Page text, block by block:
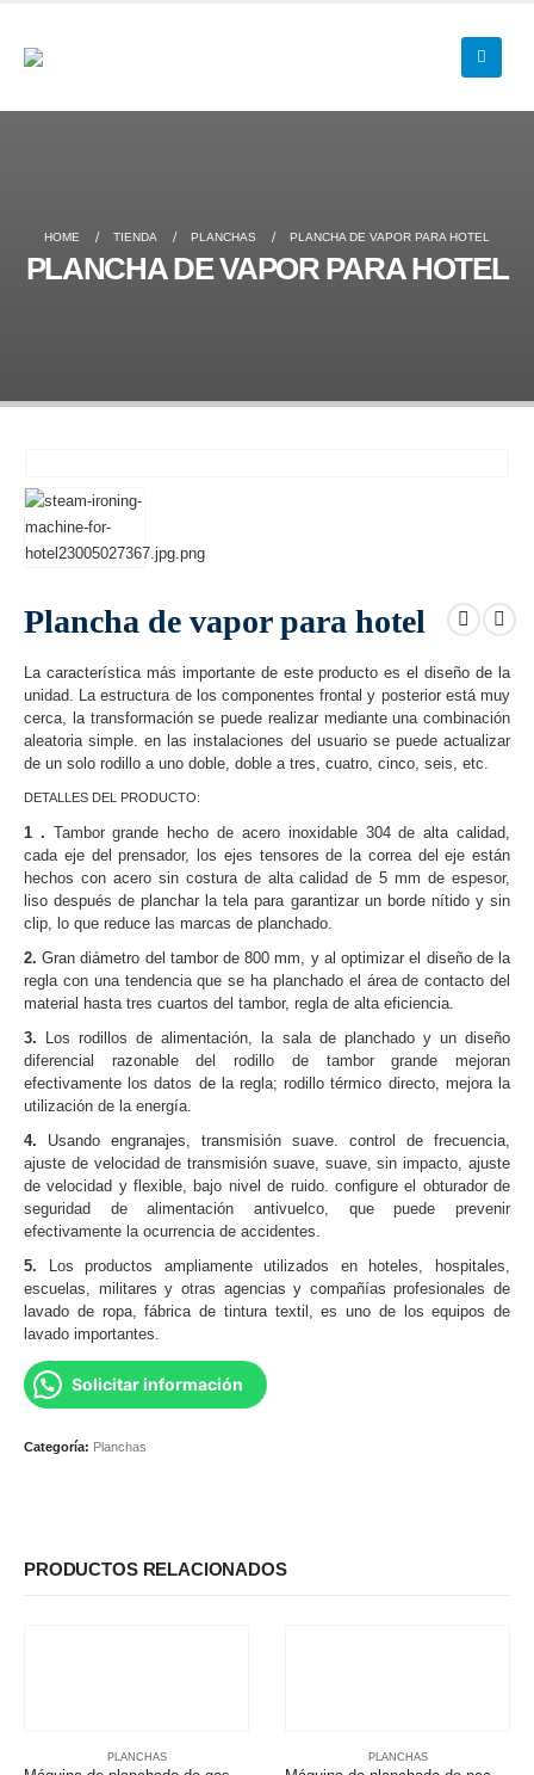
HOME TIENDA PLANCHAS PLANCHA DE VAPOR PARA HOTEL
PLANCHA DE VAPOR PARA HOTEL
Plancha de vapor para hotel
La característica más importante de este producto es el diseño de la
unidad. La estructura de los componentes frontal y posterior está muy
cerca, la transformación se puede realizar mediante una combinación
aleatoria simple. en las instalaciones del usuario se puede actualizar
de un solo rodillo a uno doble, doble a tres, cuatro, cinco, seis, etc.
DETALLES DEL PRODUCTO:
1 . Tambor grande hecho de acero inoxidable 304 de alta calidad,
cada eje del prensador, los ejes tensores de la correa del eje están
hechos con acero sin costura de alta calidad de 5 mm de espesor,
liso después de planchar la tela para garantizar un borde nítido y sin
clip, lo que reduce las marcas de planchado.
2. Gran diámetro del tambor de 800 mm, y al optimizar el diseño de la
regla con una tendencia que se ha planchado el área de contacto del
material hasta tres cuartos del tambor, regla de alta eficiencia.
3. Los rodillos de alimentación, la sala de planchado y un diseño
diferencial razonable del rodillo de tambor grande mejoran
efectivamente los datos de la regla; rodillo térmico directo, mejora la
utilización de la energía.
4. Usando engranajes, transmisión suave. control de frecuencia,
ajuste de velocidad de transmisión suave, suave, sin impacto, ajuste
de velocidad y flexible, bajo nivel de ruido. configure el obturador de
seguridad de alimentación antivuelco, que puede prevenir
efectivamente la ocurrencia de accidentes.
5. Los productos ampliamente utilizados en hoteles, hospitales,
escuelas, militares y otras agencias y compañías profesionales de
lavado de ropa, fábrica de tintura textil, es uno de los equipos de
lavado importantes.
Solicitar información
Categoría: Planchas
PRODUCTOS RELACIONADOS
PLANCHAS PLANCHAS